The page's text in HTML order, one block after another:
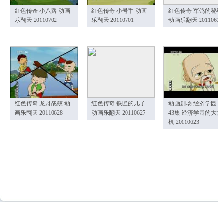
红色传奇 小八路 动画
乐翻天 20110702
红色传奇 小号手 动画
乐翻天 20110701
红色传奇 军鸽的秘
动画乐翻天
红色传奇 龙舟战鼓 动
画乐翻天 20110628
红色传奇 铁匠的儿子
动画乐翻天 20110627
动画剧场 经济学园
43集 经济学园的大
机 20110623